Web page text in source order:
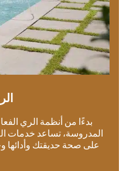
بدءًا من أنظمة الري
المدروسة، تساعد خدمات
على صحة حديقتك وأدائها